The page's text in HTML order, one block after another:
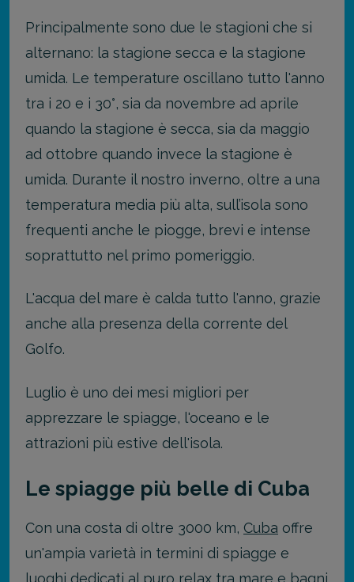
Principalmente sono due le stagioni che si
alternano: la stagione secca e la stagione
umida. Le temperature oscillano tutto l'anno
tra i 20 e i 30°, sia da novembre ad aprile
quando la stagione è secca, sia da maggio
ad ottobre quando invece la stagione è
umida. Durante il nostro inverno, oltre a una
temperatura media più alta, sull’isola sono
frequenti anche le piogge, brevi e intense
soprattutto nel primo pomeriggio.
L'acqua del mare è calda tutto l'anno, grazie
anche alla presenza della corrente del
Golfo.
Luglio è uno dei mesi migliori per
apprezzare le spiagge, l'oceano e le
attrazioni più estive dell'isola.
Le spiagge più belle di Cuba
Con una costa di oltre 3000 km, Cuba offre
un'ampia varietà in termini di spiagge e